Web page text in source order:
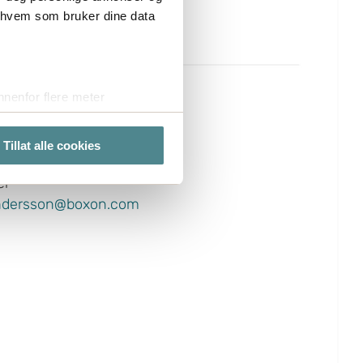
som bruker dine data
flere meter
hvordan de skal brukes.
cookies på nettstedet vårt,
på "Tilpass".
Tillat alle cookies